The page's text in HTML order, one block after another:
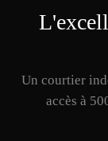
Un courtier
accès à